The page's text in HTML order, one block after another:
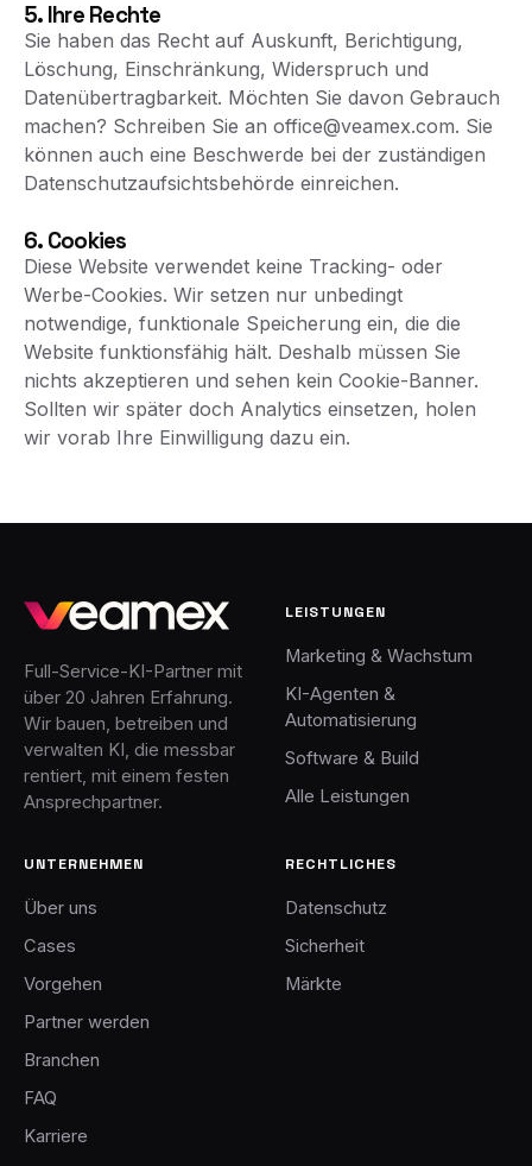
5. Ihre Rechte
Sie haben das Recht auf Auskunft, Berichtigung,
Löschung, Einschränkung, Widerspruch und
Datenübertragbarkeit. Möchten Sie davon Gebrauch
machen? Schreiben Sie an office@veamex.com. Sie
können auch eine Beschwerde bei der zuständigen
Datenschutzaufsichtsbehörde einreichen.
6. Cookies
Diese Website verwendet keine Tracking- oder
Werbe-Cookies. Wir setzen nur unbedingt
notwendige, funktionale Speicherung ein, die die
Website funktionsfähig hält. Deshalb müssen Sie
nichts akzeptieren und sehen kein Cookie-Banner.
Sollten wir später doch Analytics einsetzen, holen
wir vorab Ihre Einwilligung dazu ein.
Full-Service-KI-Partner mit
über 20 Jahren Erfahrung.
Wir bauen, betreiben und
verwalten KI, die messbar
rentiert, mit einem festen
Ansprechpartner.
LEISTUNGEN
Marketing & Wachstum
KI-Agenten &
Automatisierung
Software & Build
Alle Leistungen
UNTERNEHMEN
Über uns
Cases
Vorgehen
Partner werden
Branchen
FAQ
Karriere
RECHTLICHES
Datenschutz
Sicherheit
Märkte